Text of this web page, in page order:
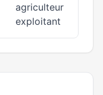
agriculteur
exploitant